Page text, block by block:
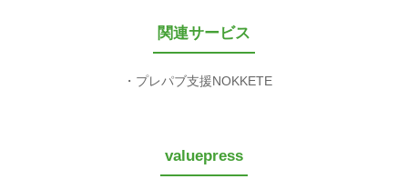
関連サービス
プレパブ支援NOKKETE
valuepress